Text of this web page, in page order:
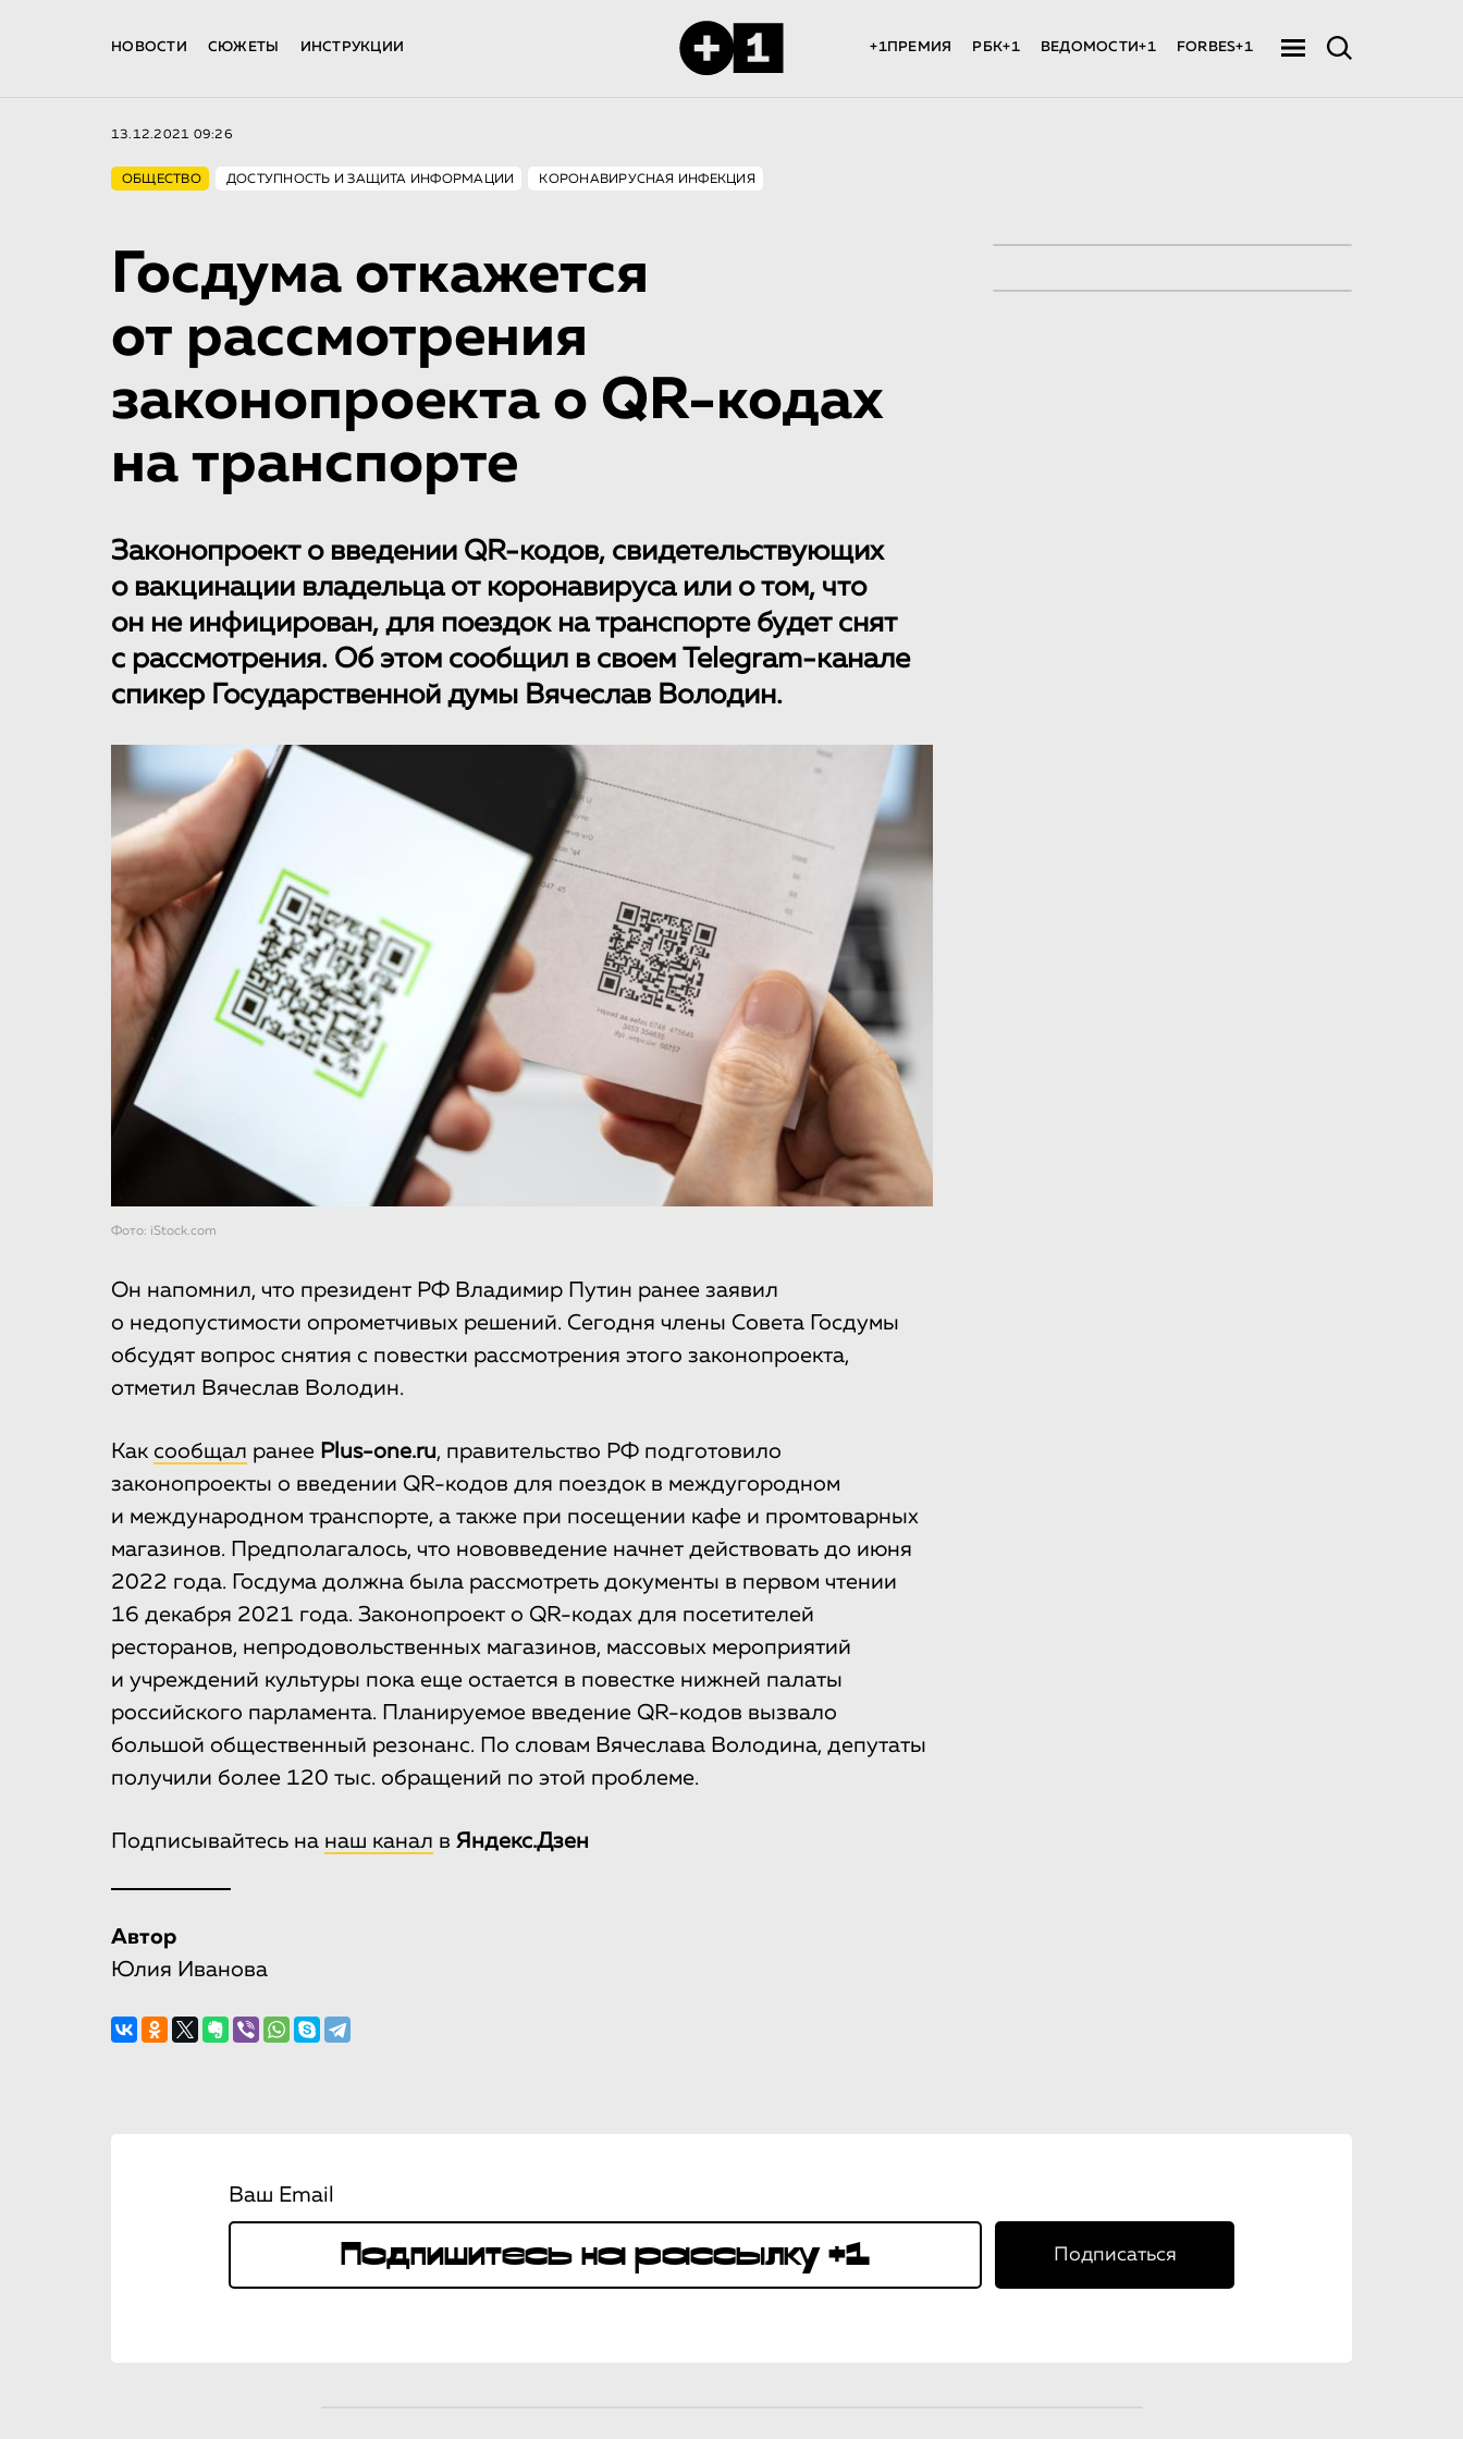
НОВОСТИ СЮЖЕТЫ ИНСТРУКЦИИ +1ПРЕМИЯ РБК+1 ВЕДОМОСТИ+1 FORBES+1
13.12.2021 09:26
ОБЩЕСТВО ДОСТУПНОСТЬ И ЗАЩИТА ИНФОРМАЦИИ КОРОНАВИРУСНАЯ ИНФЕКЦИЯ
Госдума откажется
от рассмотрения
законопроекта о QR-кодах
на транспорте
Законопроект о введении QR-кодов, свидетельствующих
о вакцинации владельца от коронавируса или о том, что
он не инфицирован, для поездок на транспорте будет снят
с рассмотрения. Об этом сообщил в своем Telegram-канале
спикер Государственной думы Вячеслав Володин.
Фото: iStock.com
Он напомнил, что президент РФ Владимир Путин ранее заявил
о недопустимости опрометчивых решений. Сегодня члены Совета Госдумы
обсудят вопрос снятия с повестки рассмотрения этого законопроекта,
отметил Вячеслав Володин.
Как сообщал ранее Plus-one.ru, правительство РФ подготовило
законопроекты о введении QR-кодов для поездок в междугородном
и международном транспорте, а также при посещении кафе и промтоварных
магазинов. Предполагалось, что нововведение начнет действовать до июня
2022 года. Госдума должна была рассмотреть документы в первом чтении
16 декабря 2021 года. Законопроект о QR-кодах для посетителей
ресторанов, непродовольственных магазинов, массовых мероприятий
и учреждений культуры пока еще остается в повестке нижней палаты
российского парламента. Планируемое введение QR-кодов вызвало
большой общественный резонанс. По словам Вячеслава Володина, депутаты
получили более 120 тыс. обращений по этой проблеме.
Подписывайтесь на наш канал в Яндекс.Дзен
Автор
Юлия Иванова
Ваш Email
Подписаться